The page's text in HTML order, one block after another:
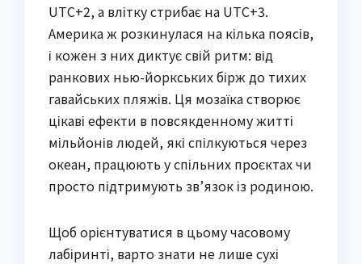
UTC+2, а влітку стрибає на UTC+3.
Америка ж розкинулася на кілька поясів,
і кожен з них диктує свій ритм: від
ранкових нью-йоркських бірж до тихих
гавайських пляжів. Ця мозаїка створює
цікаві ефекти в повсякденному житті
мільйонів людей, які спілкуються через
океан, працюють у спільних проєктах чи
просто підтримують зв’язок із родиною.
Щоб орієнтуватися в цьому часовому
лабіринті, варто знати не лише сухі